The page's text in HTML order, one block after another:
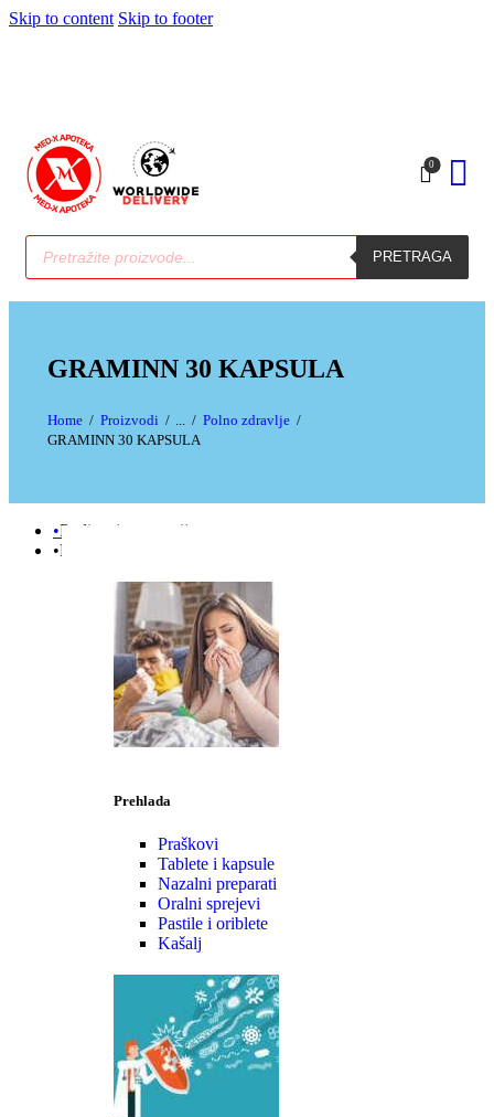
Skip to content Skip to footer
0
PRETRAGA
GRAMINN 30 KAPSULA
Home Proizvodi
Polno zdravlje
GRAMINN 30 KAPSULA
•Podizanje e-terapije
•Prehlada | Imunitet
Prehlada
Praškovi
Tablete i kapsule
Nazalni preparati
Oralni sprejevi
Pastile i oriblete
Kašalj